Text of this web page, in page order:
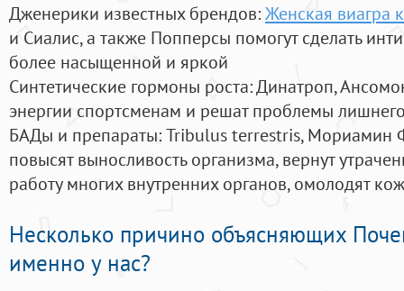
Дженерики известных брендов:Женская виагра
и Сиалис, а также Попперсы помогут сделать
более насыщенной и яркой
Синтетические гормоны роста: Динатроп,
энергии спортсменам и решат проблемы
БАДы и препараты:Tribulus terrestris, Мориамин
повысят выносливость организма, вернут
работу многих внутренних органов, омолодят
Несколько причино объясняющих
именно у нас?